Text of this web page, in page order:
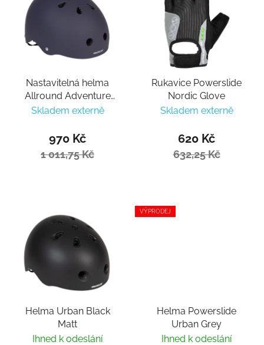
Nastavitelná helma
Allround Adventure
Awesome Violet
Skladem externě
970 Kč
1 011,75 Kč
Rukavice Powerslide
Nordic Glove
Skladem externě
620 Kč
632,25 Kč
Helma Urban Black
Matt
Ihned k odeslání
VÝPRODEJ
Helma Powerslide
Urban Grey
Ihned k odeslání